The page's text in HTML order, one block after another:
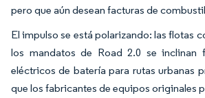
pero que aún desean facturas de
El impulso se está polarizando: las flotas
los mandatos de Road 2.0 se inclinan
eléctricos de batería para rutas urbanas
que los fabricantes de equipos originales